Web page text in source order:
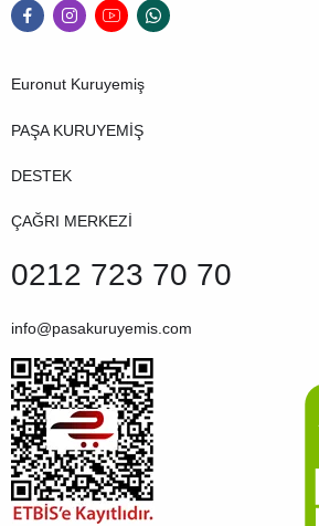
Euronut Kuruyemiş
PAŞA KURUYEMİŞ
DESTEK
ÇAĞRI MERKEZİ
0212 723 70 70
info@pasakuruyemis.com